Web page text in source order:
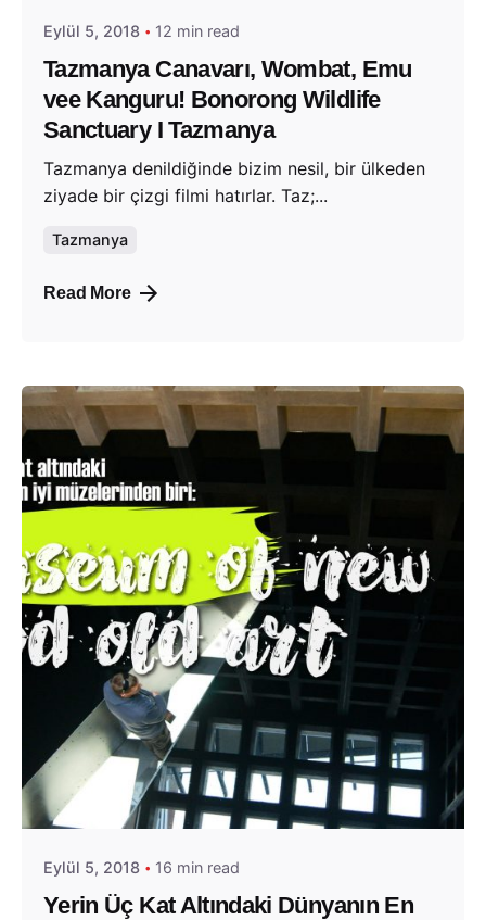
Eylül 5, 2018 12 min read
Tazmanya Canavarı, Wombat, Emu
vee Kanguru! Bonorong Wildlife
Sanctuary I Tazmanya
Tazmanya denildiğinde bizim nesil, bir ülkeden
ziyade bir çizgi filmi hatırlar. Taz;...
Tazmanya
Read More
Posted by
Evim Çantada
Eylül 5, 2018 16 min read
Yerin Üç Kat Altındaki Dünyanın En